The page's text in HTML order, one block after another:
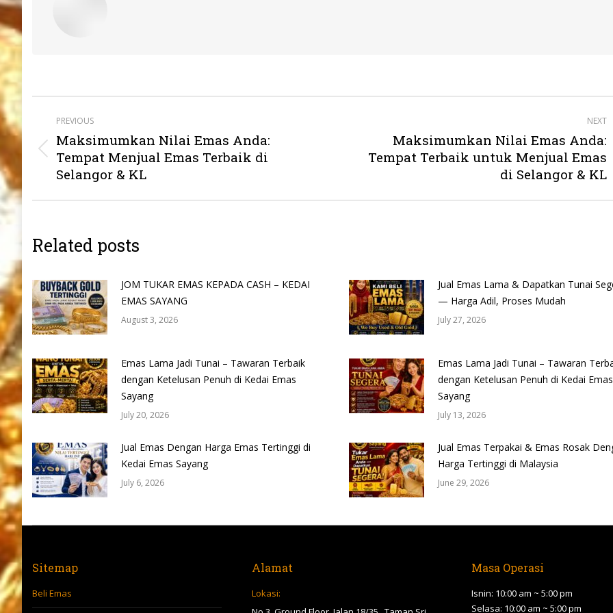
navigation
PREVIOUS
Previous
post:
Maksimumkan Nilai Emas Anda:
Tempat Menjual Emas Terbaik di
Selangor & KL
NEXT
Next
Maksimumkan Nilai Emas Anda:
Tempat Terbaik untuk Menjual Emas
di Selangor & KL
Related posts
JOM TUKAR EMAS KEPADA CASH – KEDAI
EMAS SAYANG
August 3, 2026
Jual Emas Lama & Dapatkan Tunai
— Harga Adil, Proses Mudah
July 27, 2026
Emas Lama Jadi Tunai – Tawaran Terbaik
dengan Ketelusan Penuh di Kedai Emas
Sayang
July 20, 2026
Emas Lama Jadi Tunai – Tawaran
dengan Ketelusan Penuh di Kedai Emas
Sayang
July 13, 2026
Jual Emas Dengan Harga Emas Tertinggi di
Kedai Emas Sayang
July 6, 2026
Jual Emas Terpakai & Emas Rosak
Harga Tertinggi di Malaysia
June 29, 2026
Sitemap
Beli Emas
Alamat
Lokasi:
Masa Operasi
Isnin: 10:00 am ~ 5:00 pm
Selasa: 10:00 am ~ 5:00 pm